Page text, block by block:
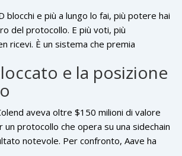
ve(3,3), una variante avanzata rispetto
È simile a quello di Curve Finance,
Bitcoin.
blocchi e più a lungo lo fai, più potere hai
del protocollo. E più voti, più
ricevi. È un sistema che premia
e la posizione
aveva oltre $150 milioni di valore
un protocollo che opera su una sidechain
notevole. Per confronto, Aave ha